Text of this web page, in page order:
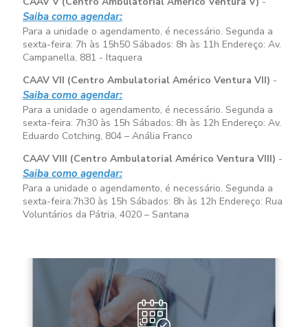
Saiba como agendar:
Para a unidade o agendamento, é necessário. Segunda a
sexta-feira: 7h às 15h50 Sábados: 8h às 11h Endereço: Av.
Campanella, 881 - Itaquera
CAAV VII (Centro Ambulatorial Américo Ventura VII) -
Saiba como agendar:
Para a unidade o agendamento, é necessário. Segunda a
sexta-feira: 7h30 às 15h Sábados: 8h às 12h Endereço: Av.
Eduardo Cotching, 804 – Anália Franco
CAAV VIII (Centro Ambulatorial Américo Ventura VIII) -
Saiba como agendar:
Para a unidade o agendamento, é necessário. Segunda a
sexta-feira:7h30 às 15h Sábados: 8h às 12h Endereço: Rua
Voluntários da Pátria, 4020 – Santana